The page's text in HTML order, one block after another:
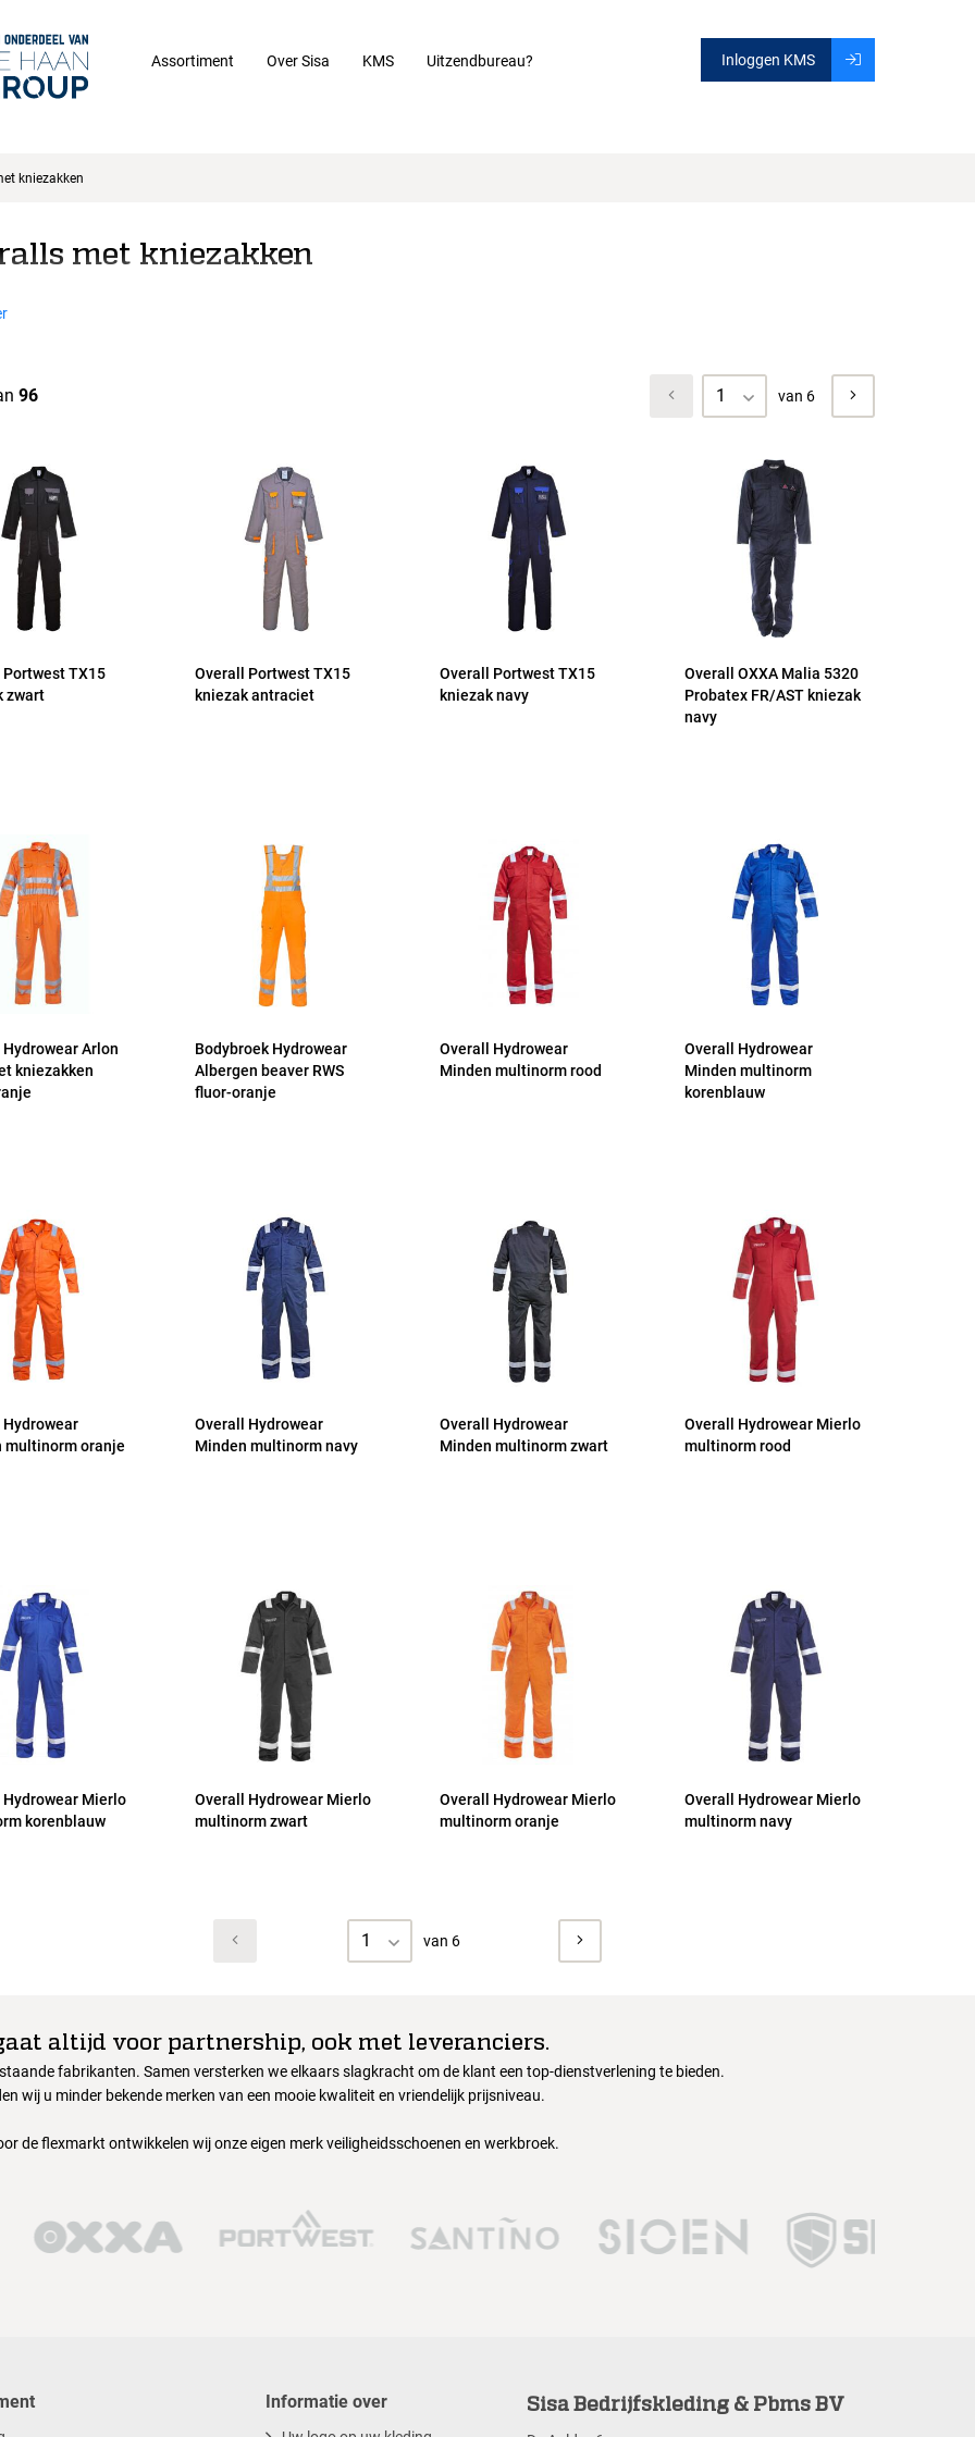
Assortiment Over Sisa KMS Uitzendbureau? Inloggen KMS
kniezakken
met kniezakken
1 van 6
96
TX15
zwart
Overall Portwest TX15
kniezak antraciet
Overall Portwest TX15
kniezak navy
Overall OXXA Malia 5320
Probatex FR/AST kniezak
navy
Arlon
kniezakken
Bodybroek Hydrowear
Albergen beaver RWS
fluor-oranje
Overall Hydrowear
Minden multinorm rood
Overall Hydrowear
Minden multinorm
korenblauw
multinorm oranje
Overall Hydrowear
Minden multinorm navy
Overall Hydrowear
Minden multinorm zwart
Overall Hydrowear Mierlo
multinorm rood
Hydrowear Mierlo
korenblauw
Overall Hydrowear Mierlo
multinorm zwart
Overall Hydrowear Mierlo
multinorm oranje
Overall Hydrowear Mierlo
multinorm navy
1 van 6
altijd voor partnership, ook met leveranciers.
fabrikanten. Samen versterken we elkaars slagkracht om de klant een top-dienstverlening te bieden.
wij u minder bekende merken van een mooie kwaliteit en vriendelijk prijsniveau.
de flexmarkt ontwikkelen wij onze eigen merk veiligheidsschoenen en werkbroek.
Informatie over Sisa Bedrijfskleding & Pbms BV